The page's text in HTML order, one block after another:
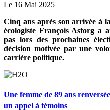
Le 16 Mai 2025
Cinq ans après son arrivée à
écologiste François Astorg a
pas lors des prochaines
décision motivée par une
carrière politique.
Une femme de 89 ans
un appel à témoins